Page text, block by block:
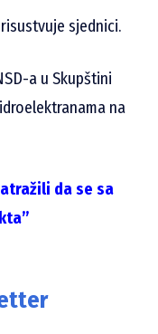
sjednici.
a u Skupštini
na
da se sa